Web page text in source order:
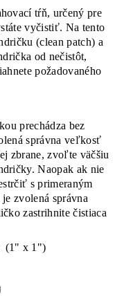
tŕň, určený pre
vyčistiť. Na tento
(clean patch) a
od nečistôt,
požadovaného
prechádza bez
správna veľkosť
zbrane, zvoľte väčšiu
Naopak ak nie
s primeraným
zvolená správna
zastrihnite čistiaca
(1" x 1")